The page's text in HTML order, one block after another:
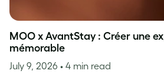
MOO x AvantStay : Créer une
mémorable
July 9, 2026 • 4 min read